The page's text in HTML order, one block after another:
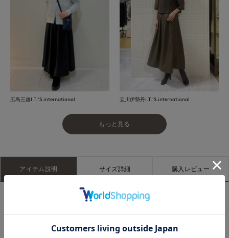
広島三越I.T.'S.international 立川伊勢丹I.T.'S.international
もっと見る
アイテム説明 サイズ詳細 購入レビュー
エスト且つ後ろウエストがゴム仕様なので、着心地をkeepしな